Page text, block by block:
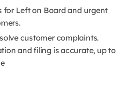
for Left on Board and urgent
customer complaints.
and filing is accurate, up to